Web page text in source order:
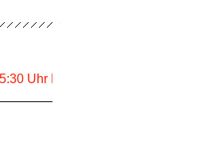
Uhr München- Stuttgart